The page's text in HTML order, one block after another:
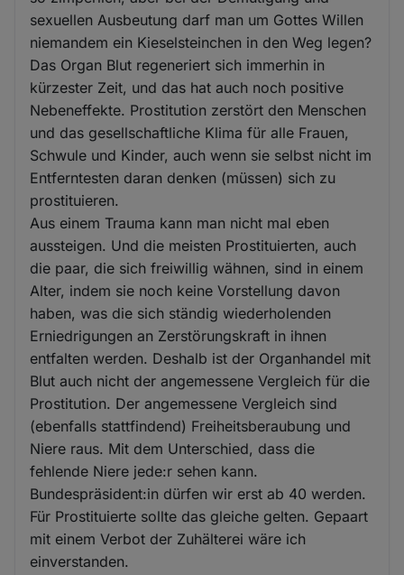
sexuellen Ausbeutung darf man um Gottes Willen
niemandem ein Kieselsteinchen in den Weg legen?
Das Organ Blut regeneriert sich immerhin in
kürzester Zeit, und das hat auch noch positive
Nebeneffekte. Prostitution zerstört den Menschen
und das gesellschaftliche Klima für alle Frauen,
Schwule und Kinder, auch wenn sie selbst nicht im
Entferntesten daran denken (müssen) sich zu
prostituieren.
Aus einem Trauma kann man nicht mal eben
aussteigen. Und die meisten Prostituierten, auch
die paar, die sich freiwillig wähnen, sind in einem
Alter, indem sie noch keine Vorstellung davon
haben, was die sich ständig wiederholenden
Erniedrigungen an Zerstörungskraft in ihnen
entfalten werden. Deshalb ist der Organhandel mit
Blut auch nicht der angemessene Vergleich für die
Prostitution. Der angemessene Vergleich sind
(ebenfalls stattfindend) Freiheitsberaubung und
Niere raus. Mit dem Unterschied, dass die
fehlende Niere jede:r sehen kann.
Bundespräsident:in dürfen wir erst ab 40 werden.
Für Prostituierte sollte das gleiche gelten. Gepaart
mit einem Verbot der Zuhälterei wäre ich
einverstanden.